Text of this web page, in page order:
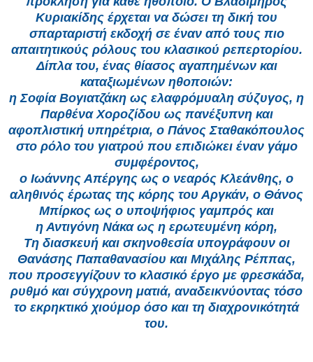
Κυριακίδης έρχεται να δώσει τη δική του
σπαρταριστή εκδοχή σε έναν από τους πιο
απαιτητικούς ρόλους του κλασικού ρεπερτορίου.
Δίπλα του, ένας θίασος αγαπημένων και
καταξιωμένων ηθοποιών:
η Σοφία Βογιατζάκη ως ελαφρόμυαλη σύζυγος, η
Παρθένα Χοροζίδου ως πανέξυπνη και
αφοπλιστική υπηρέτρια, ο Πάνος Σταθακόπουλος
στο ρόλο του γιατρού που επιδιώκει έναν γάμο
συμφέροντος,
ο Ιωάννης Απέργης ως ο νεαρός Κλεάνθης, ο
αληθινός έρωτας της κόρης του Αργκάν, ο Θάνος
Μπίρκος ως ο υποψήφιος γαμπρός και
η Αντιγόνη Νάκα ως η ερωτευμένη κόρη,
Τη διασκευή και σκηνοθεσία υπογράφουν οι
Θανάσης Παπαθανασίου και Μιχάλης Ρέππας,
που προσεγγίζουν το κλασικό έργο με φρεσκάδα,
ρυθμό και σύγχρονη ματιά, αναδεικνύοντας τόσο
το εκρηκτικό χιούμορ όσο και τη διαχρονικότητά
του.